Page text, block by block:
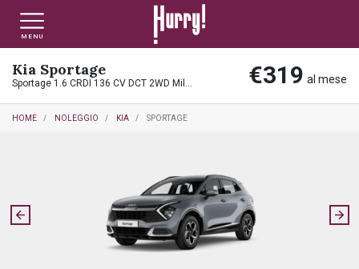
MENU
Kia Sportage
Sportage 1.6 CRDI 136 CV DCT 2WD Mild Hybrid Business €319 al mese
HOME NOLEGGIO KIA SPORTAGE
NLT PRIVATI
NLT USATO PRIVATI
NLT NUOVO